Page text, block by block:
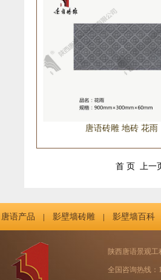
唐语砖雕 地砖 花雨
首 页 上一
唐语产品 影壁墙砖雕 影壁墙百科
陕西唐语景观
全国咨询热线：